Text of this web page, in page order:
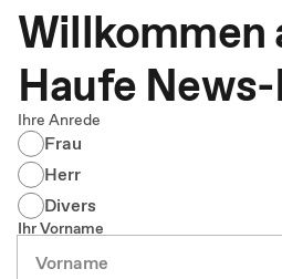
Willkommen
Haufe
Ihre Anrede
Frau
Herr
Divers
Ihr Vorname